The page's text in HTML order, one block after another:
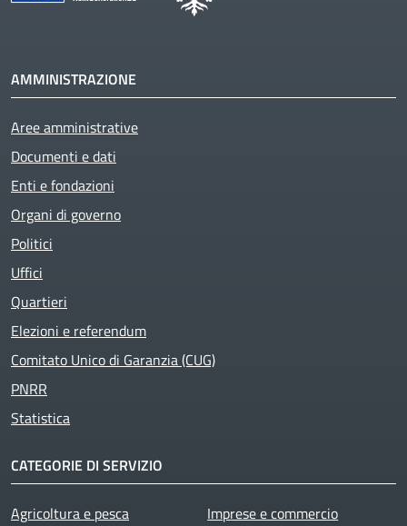
AMMINISTRAZIONE
Aree amministrative
Documenti e dati
Enti e fondazioni
Organi di governo
Politici
Uffici
Quartieri
Elezioni e referendum
Comitato Unico di Garanzia (CUG)
PNRR
Statistica
CATEGORIE DI SERVIZIO
Agricoltura e pesca
Imprese e commercio